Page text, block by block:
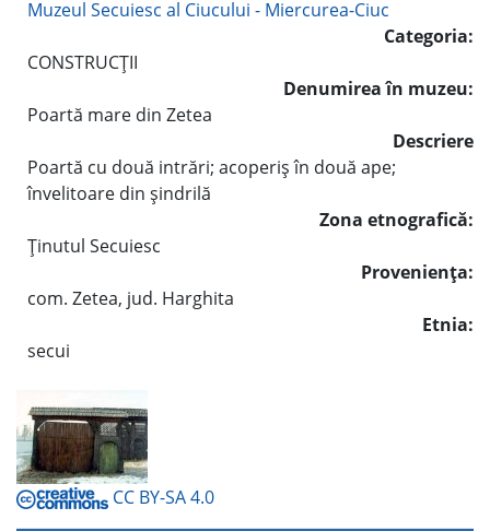
Muzeul Secuiesc al Ciucului - Miercurea-Ciuc
Categoria:
CONSTRUCŢII
Denumirea în muzeu:
Poartă mare din Zetea
Descriere
Poartă cu două intrări; acoperiş în două ape;
învelitoare din şindrilă
Zona etnografică:
Ţinutul Secuiesc
Provenienţa:
com. Zetea, jud. Harghita
Etnia:
secui
CC BY-SA 4.0